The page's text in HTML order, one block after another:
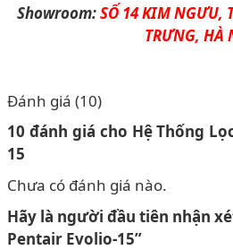
Showroom:SỐ 14 KIM NGƯU,
TRƯNG, HÀ
Đánh giá (10)
10 đánh giá cho Hệ Thống
15
Chưa có đánh giá nào.
Hãy là người đầu tiên nhận
Pentair Evolio-15”